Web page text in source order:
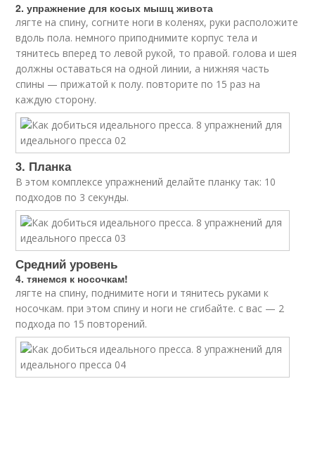
2. упражнение для косых мышц живота
лягте на спину, согните ноги в коленях, руки расположите
вдоль пола. немного приподнимите корпус тела и
тянитесь вперед то левой рукой, то правой. голова и шея
должны оставаться на одной линии, а нижняя часть
спины — прижатой к полу. повторите по 15 раз на
каждую сторону.
3. Планка
В этом комплексе упражнений делайте планку так: 10
подходов по 3 секунды.
Средний уровень
4. тянемся к носочкам!
лягте на спину, поднимите ноги и тянитесь руками к
носочкам. при этом спину и ноги не сгибайте. с вас — 2
подхода по 15 повторений.